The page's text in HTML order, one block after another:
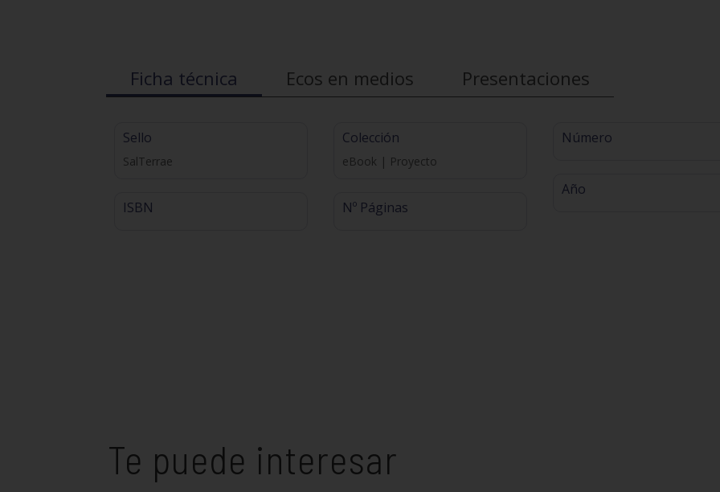
Ficha técnica Ecos en medios Presentaciones
Sello
SalTerrae
ISBN
Colección
eBook | Proyecto
Nº Páginas
Número
Año
Te puede interesar